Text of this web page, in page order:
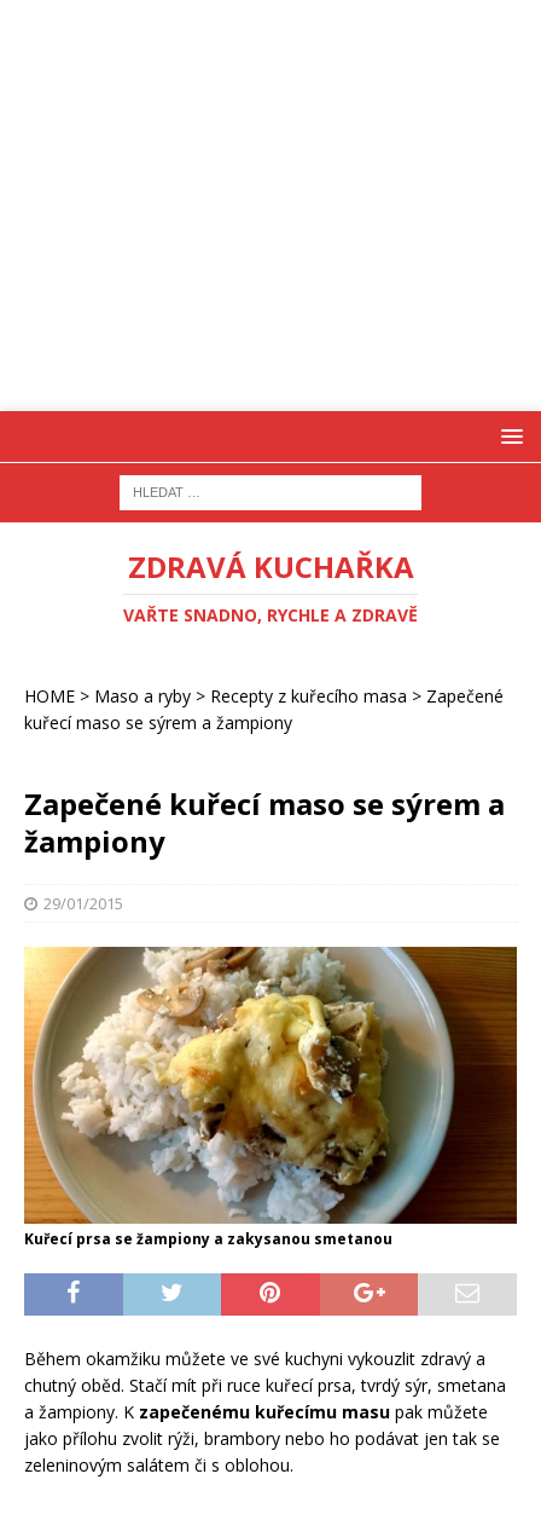
ZDRAVÁ KUCHAŘKA
VAŘTE SNADNO, RYCHLE A ZDRAVĚ
HOME > Maso a ryby > Recepty z kuřecího masa > Zapečené
kuřecí maso se sýrem a žampiony
Zapečené kuřecí maso se sýrem a
žampiony
29/01/2015
Kuřecí prsa se žampiony a zakysanou smetanou
Během okamžiku můžete ve své kuchyni vykouzlit zdravý a
chutný oběd. Stačí mít při ruce kuřecí prsa, tvrdý sýr, smetana
a žampiony. K zapečenému kuřecímu masu pak můžete
jako přílohu zvolit rýži, brambory nebo ho podávat jen tak se
zeleninovým salátem či s oblohou.